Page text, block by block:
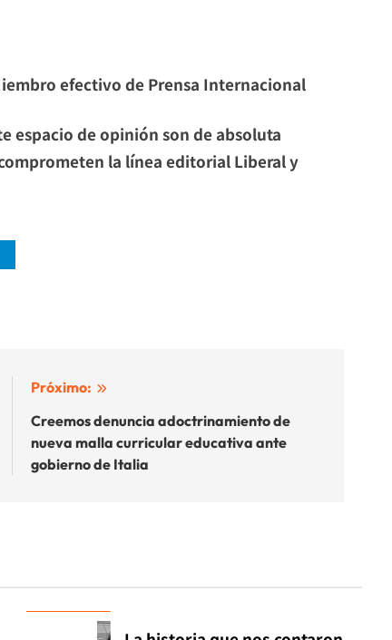
efectivo de Prensa Internacional
espacio de opinión son de absoluta
la línea editorial Liberal y
Próximo:
Creemos denuncia adoctrinamiento de
nueva malla curricular educativa ante
gobierno de Italia